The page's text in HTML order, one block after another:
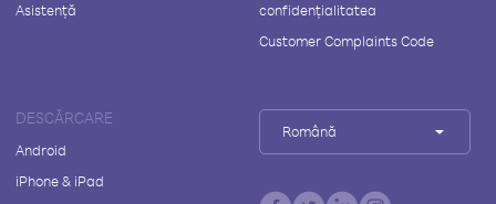
Asistență
confidențialitatea
Customer Complaints Code
DESCĂRCARE
Android
iPhone & iPad
Română